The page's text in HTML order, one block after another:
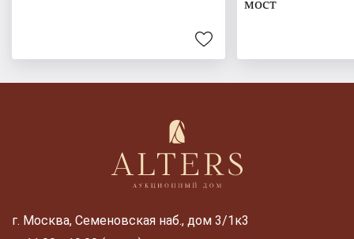
г. Москва, Семеновская наб., дом 3/1к3